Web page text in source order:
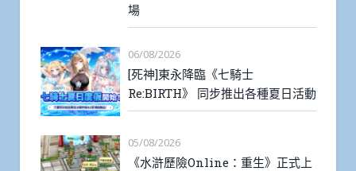
場
06/08/2026
[死神]東永降臨《七騎士
Re:BIRTH》 同步推出各種夏日活動
05/08/2026
《水滸歷險Online：重生》正式上